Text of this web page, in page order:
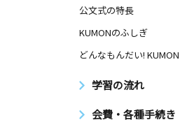
公文式の特長
KUMONのふしぎ
どんなもんだい! KUMON
学習の流れ
会費・各種手続き